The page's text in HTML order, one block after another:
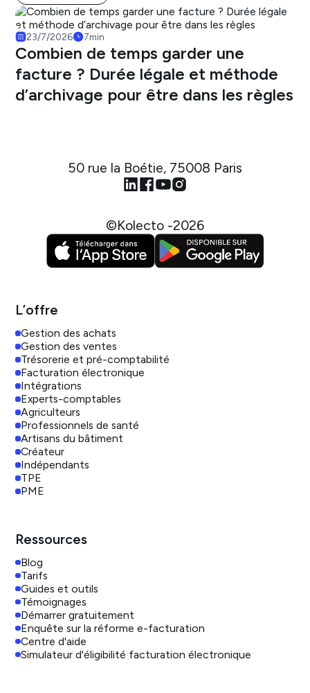
23/7/2026 7min
Combien de temps garder une
facture ? Durée légale et méthode
d’archivage pour être dans les règles
50 rue la Boétie, 75008 Paris
©Kolecto -2026
L’offre
Gestion des achats
Gestion des ventes
Trésorerie et pré-comptabilité
Facturation électronique
Intégrations
Experts-comptables
Agriculteurs
Professionnels de santé
Artisans du bâtiment
Créateur
Indépendants
TPE
PME
Ressources
Blog
Tarifs
Guides et outils
Témoignages
Démarrer gratuitement
Enquête sur la réforme e-facturation
Centre d'aide
Simulateur d'éligibilité facturation électronique